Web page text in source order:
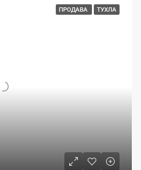
ПРОДАВА ТУХЛА